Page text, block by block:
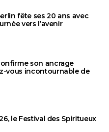
fête ses 20 ans avec
vers l’avenir
son ancrage
vous incontournable de
le Festival des Spiritueux